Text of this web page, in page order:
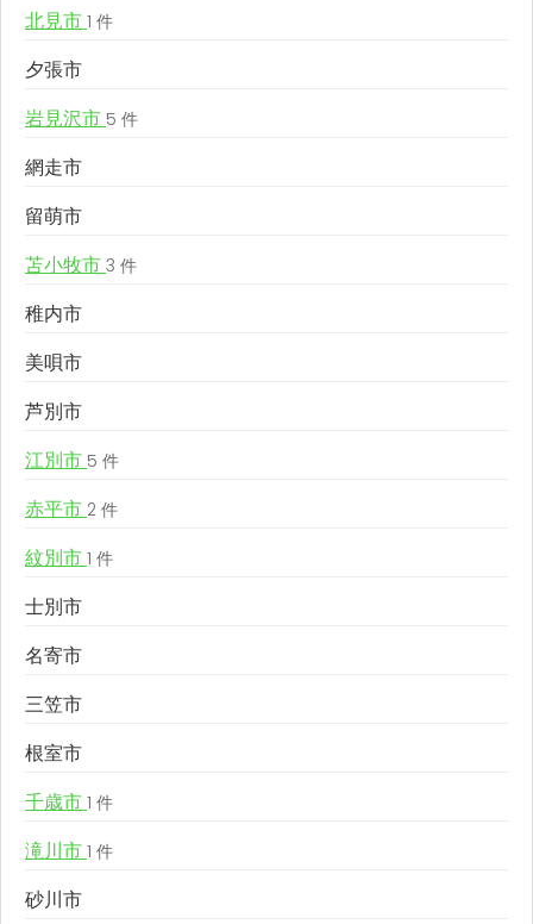
北見市 1 件
夕張市
岩見沢市 5 件
網走市
留萌市
苫小牧市 3 件
稚内市
美唄市
芦別市
江別市 5 件
赤平市 2 件
紋別市 1 件
士別市
名寄市
三笠市
根室市
千歳市 1 件
滝川市 1 件
砂川市